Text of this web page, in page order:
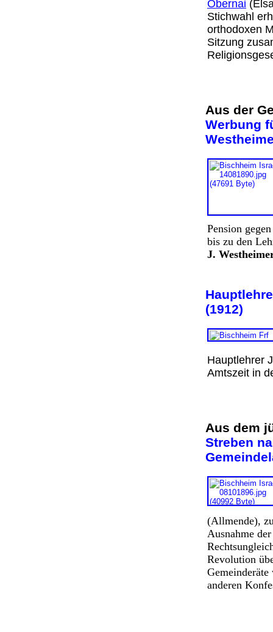
Obernai
Stichwahl
orthodoxen
Sitzung
Aus der
Werbung
Pension
bis zu den
J.
(1912)
Hauptlehrer
Amtszeit
Aus dem
Streben
(Allmende),
Ausnahme
Revolution
anderen